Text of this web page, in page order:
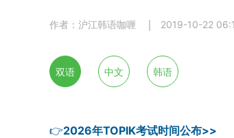
作者：沪江韩语咖喱 2019-10-22
双语 中文 韩语
👉2026年TOPIK考试时间公布>>